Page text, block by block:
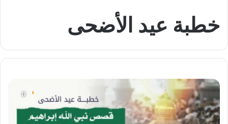
خطبة عيد الأضحى